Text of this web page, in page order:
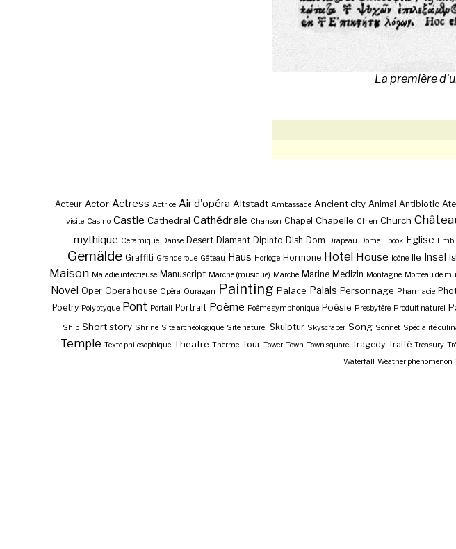
La première
Acteur Actor Actress Actrice Air d'opéra Altstadt Ambassade Ancient city Animal Antibiotic
visite Casino Castle Cathedral Cathédrale Chanson Chapel Chapelle Chien Church
mythique Céramique Danse Desert Diamant Dipinto Dish Dom Drapeau Dôme Ebook Eglise
Gemälde Graffiti Grande roue Gâteau Haus Horloge Hormone Hotel House Icône Ile Insel
Maison Maladie infectieuse Manuscript Marche (musique) Marché Marine Medizin Montagne Morceau de
Novel Oper Opera house Opéra Ouragan Painting Palace Palais Personnage Pharmacie
Poetry Polyptyque Pont Portail Portrait Poème Poème symphonique Poésie Presbytère Produit naturel
Ship Short story Shrine Site archéologique Site naturel Skulptur Skyscraper Song Sonnet Spécialité
Temple Texte philosophique Theatre Therme Tour Tower Town Town square Tragedy Traité Treasury
Waterfall Weather phenomenon